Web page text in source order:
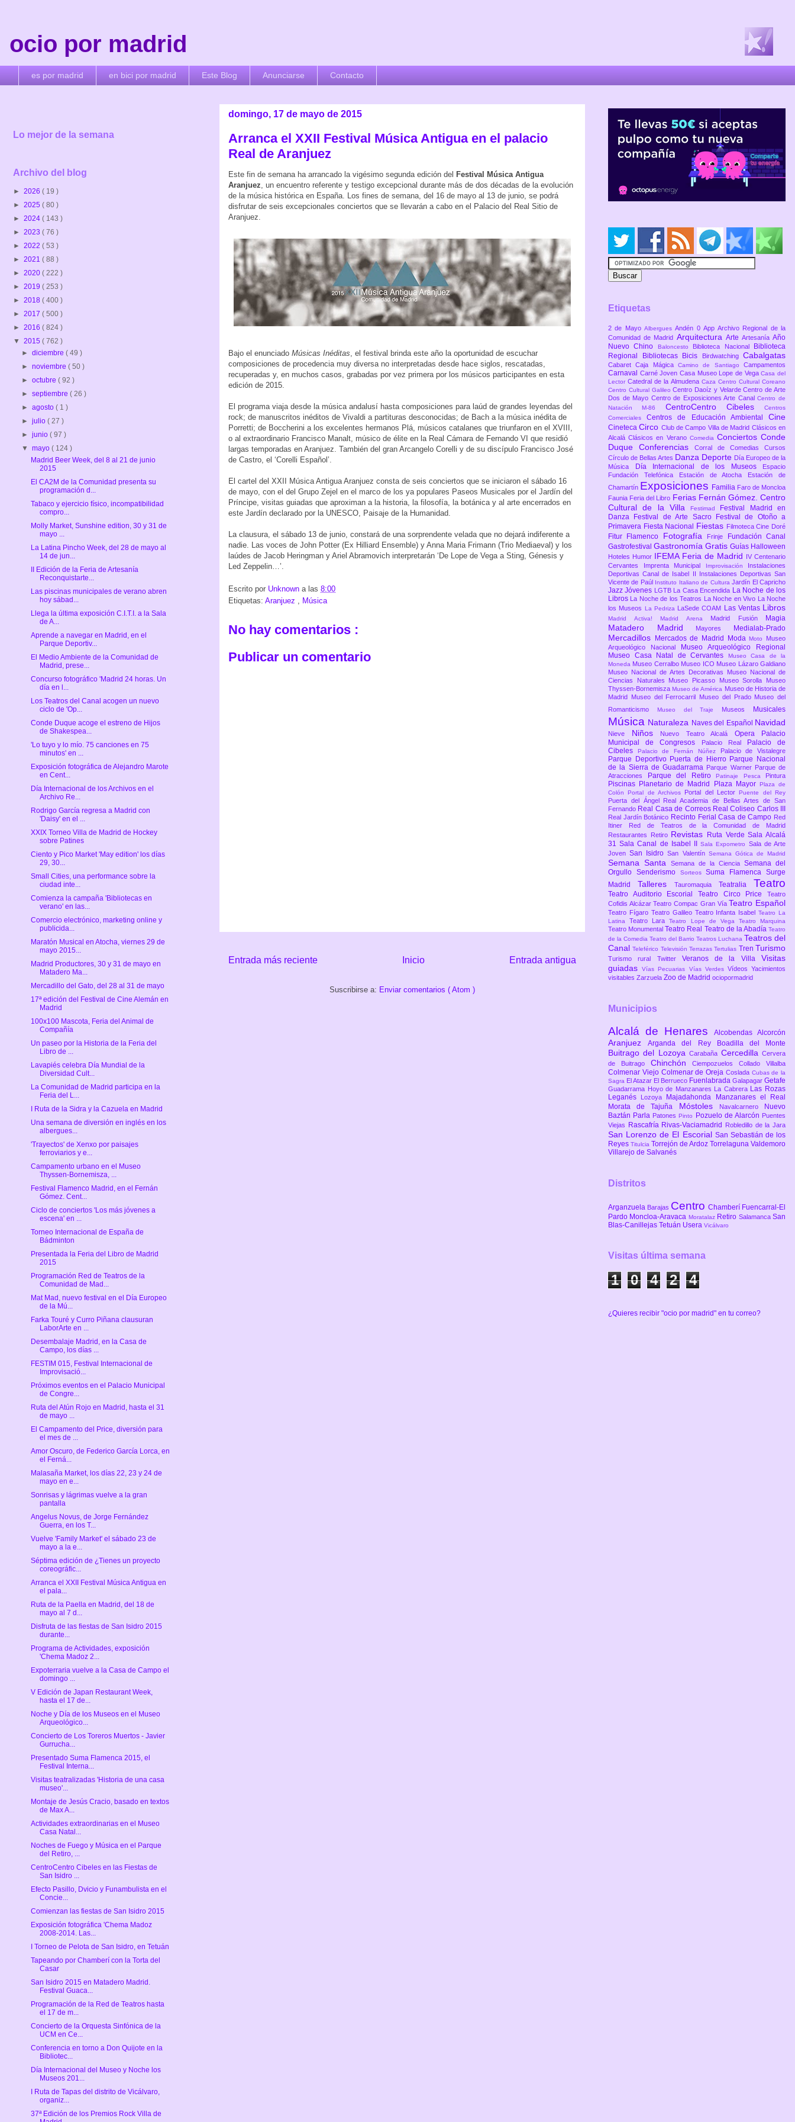
ocio por madrid
es por madrid en bici por madrid Este Blog Anunciarse Contacto
domingo, 17 de mayo de 2015
Arranca el XXII Festival Música Antigua en el palacio
Real de Aranjuez
Este fin de semana ha arrancado la vigésimo segunda edición del Festival Música Antigua
Aranjuez , un encuentro referente y testigo excepcional durante más de dos décadas de la evolución
de la música histórica en España. Los fines de semana, del 16 de mayo al 13 de junio, se podrá
disfrutar de seis excepcionales conciertos que se llevarán a cabo en el Palacio del Real Sitio de
Aranjuez.
Bajo el enunciado Músicas Inéditas , el festival brinda este año la oportunidad de escuchar
composiciones de procedencia muy diversa no interpretadas desde hace siglos, rescatadas,
recuperadas y, en muchos casos, grabadas por vez primera por los músicos participantes en esta
edición de 2015.
El programa viaja desde la música andalusí hasta composiciones para laúd de grandes leyendas del
rock; de manuscritos inéditos de Vivaldi a partituras desconocidas; de Bach a la música inédita de
Porretti; de Boccherini a los excelentes hermanos Plá, músicos catalanes que triunfaron en el XVIII,
o al extraordinario Francisco Manalt, músico de élite en la Real Cámara de Fernando VI que residió
largas temporadas en Aranjuez. También del gran Arcangelo Corelli y de su discípulo Francisco José
de Castro, el ‘Corelli Español’.
El cartel del XXII Música Antigua Aranjuez consta de seis conciertos que se iniciaron el sábado 16
de mayo, con el del Grupo Zejel en el marco de los ya populares Paseos Musicales por el Jardín del
Príncipe, visitas guiadas que aproximan a la historia, la filosofía, la botánica y al arte encerrados en
este Jardín declarado por la UNESCO, Paisaje de la Humanidad.
La clausura, el sábado 13 de junio, constará de una sorprendente velada que no dejará indiferente a
nadie. Las voces de John Potter (Ex Hilliard Ensemble) y Anna Maria Frimann (Trio Mediaeval) y los
laúdes de Jacob Heringman y Ariel Abramovich interpretarán ‘De Lope de Vega a Sting, Génesis y
Led Zeppelin…’.
Escrito por Unknown a las 8:00
Etiquetas: Aranjuez , Música
No hay comentarios :
Publicar un comentario
Entrada más reciente Entrada antigua
Inicio
Suscribirse a: Enviar comentarios ( Atom )
Lo mejor de la semana
Archivo del blog
► 2026 ( 19 )
► 2025 ( 80 )
► 2024 ( 143 )
► 2023 ( 76 )
► 2022 ( 53 )
► 2021 ( 88 )
► 2020 ( 222 )
► 2019 ( 253 )
► 2018 ( 400 )
► 2017 ( 500 )
► 2016 ( 824 )
▼ 2015 ( 762 )
►diciembre( 49 )
►noviembre( 50 )
►octubre( 92 )
►septiembre( 26 )
►agosto( 1 )
►julio( 27 )
►junio( 97 )
▼mayo( 124 )
Madrid Beer Week, del 8 al 21 de junio
2015
El CA2M de la Comunidad presenta su
programación d...
Tabaco y ejercicio físico, incompatibilidad
compro...
Molly Market, ‎Sunshine‬ edition, 30 y 31 de
mayo ...
La Latina Pincho Week, del 28 de mayo al
14 de jun...
II Edición de la Feria de Artesanía
Reconquistarte...
Las piscinas municipales de verano abren
hoy sábad...
Llega la última exposición C.I.T.I. a la Sala
de A...
Aprende a navegar en Madrid, en el
Parque Deportiv...
El Medio Ambiente de la Comunidad de
Madrid, prese...
Concurso fotográfico 'Madrid 24 horas. Un
día en l...
Los Teatros del Canal acogen un nuevo
ciclo de 'Op...
Conde Duque acoge el estreno de Hijos
de Shakespea...
'Lo tuyo y lo mío. 75 canciones en 75
minutos' en ...
Exposición fotográfica de Alejandro Marote
en Cent...
Día Internacional de los Archivos en el
Archivo Re...
Rodrigo García regresa a Madrid con
'Daisy' en el ...
XXIX Torneo Villa de Madrid de Hockey
sobre Patines
Ciento y Pico Market 'May edition' los días
29, 30...
Small Cities, una performance sobre la
ciudad inte...
Comienza la campaña 'Bibliotecas en
verano' en las...
Comercio electrónico, marketing online y
publicida...
Maratón Musical en Atocha, viernes 29 de
mayo 2015...
Madrid Productores, 30 y 31 de mayo en
Matadero Ma...
Mercadillo del Gato, del 28 al 31 de mayo
17ª edición del Festival de Cine Alemán en
Madrid
100x100 Mascota, Feria del Animal de
Compañía
Un paseo por la Historia de la Feria del
Libro de ...
Lavapiés celebra Día Mundial de la
Diversidad Cult...
La Comunidad de Madrid participa en la
Feria del L...
I Ruta de la Sidra y la Cazuela en Madrid
Una semana de diversión en inglés en los
albergues...
'Trayectos' de Xenxo por paisajes
ferroviarios y e...
Campamento urbano en el Museo
Thyssen-Bornemisza, ...
Festival Flamenco Madrid, en el Fernán
Gómez. Cent...
Ciclo de conciertos 'Los más jóvenes a
escena' en ...
Torneo Internacional de España de
Bádminton
Presentada la Feria del Libro de Madrid
2015
Programación Red de Teatros de la
Comunidad de Mad...
Mat Mad, nuevo festival en el Día Europeo
de la Mú...
Farka Touré y Curro Piñana clausuran
LaborArte en ...
Desembalaje Madrid, en la Casa de
Campo, los días ...
FESTIM 015, Festival Internacional de
Improvisació...
Próximos eventos en el Palacio Municipal
de Congre...
Ruta del Atún Rojo en Madrid, hasta el 31
de mayo ...
El Campamento del Price, diversión para
el mes de ...
Amor Oscuro, de Federico García Lorca, en
el Ferná...
Malasaña Market, los días 22, 23 y 24 de
mayo en e...
Sonrisas y lágrimas vuelve a la gran
pantalla
Angelus Novus, de Jorge Fernández
Guerra, en los T...
Vuelve 'Family Market' el sábado 23 de
mayo a la e...
Séptima edición de ¿Tienes un proyecto
coreográfic...
Arranca el XXII Festival Música Antigua en
el pala...
Ruta de la Paella en Madrid, del 18 de
mayo al 7 d...
Disfruta de las fiestas de San Isidro 2015
durante...
Programa de Actividades, exposición
'Chema Madoz 2...
Expoterraria vuelve a la Casa de Campo el
domingo ...
V Edición de Japan Restaurant Week,
hasta el 17 de...
Noche y Día de los Museos en el Museo
Arqueológico...
Concierto de Los Toreros Muertos - Javier
Gurrucha...
Presentado Suma Flamenca 2015, el
Festival Interna...
Visitas teatralizadas 'Historia de una casa
museo'...
Montaje de Jesús Cracio, basado en textos
de Max A...
Actividades extraordinarias en el Museo
Casa Natal...
Noches de Fuego y Música en el Parque
del Retiro, ...
CentroCentro Cibeles en las Fiestas de
San Isidro ...
Efecto Pasillo, Dvicio y Funambulista en el
Concie...
Comienzan las fiestas de San Isidro 2015
Exposición fotográfica 'Chema Madoz
2008-2014. Las...
I Torneo de Pelota de San Isidro, en Tetuán
Tapeando por Chamberí con la Torta del
Casar
San Isidro 2015 en Matadero Madrid.
Festival Guaca...
Programación de la Red de Teatros hasta
el 17 de m...
Concierto de la Orquesta Sinfónica de la
UCM en Ce...
Conferencia en torno a Don Quijote en la
Bibliotec...
Día Internacional del Museo y Noche los
Museos 201...
I Ruta de Tapas del distrito de Vicálvaro,
organiz...
37ª Edición de los Premios Rock Villa de
Etiquetas
2 de Mayo AlberguesAndén 0 AppArchivo Regional de la
Comunidad de Madrid Arquitectura Arte ArtesaníaAño
Nuevo Chino
Baloncesto Biblioteca Nacional
Biblioteca
Regional
Bibliotecas Bicis Birdwatching Cabalgatas
CabaretCaja MágicaCamino de SantiagoCampamentos
Carnaval Carné JovenCasa Museo Lope de VegaCasa del
LectorCatedral de la Almudena Caza Centro Cultural Coreano
Centro Cultural GalileoCentro Daoíz y VelardeCentro de Arte
Dos de Mayo Centro de Exposiciones Arte CanalCentro de
Natación M-86 CentroCentro Cibeles
Centros
ComercialesCentros de Educación AmbientalCine
CinetecaCirco Club de Campo Villa de Madrid Clásicos en
AlcaláClásicos en Verano Comedia ConciertosConde
Duque Conferencias Corral de Comedias Cursos
Círculo de Bellas Artes Danza Deporte Día Europeo de la
Música
Día Internacional de los Museos
Espacio
Fundación Telefónica
Estación de Atocha
Estación de
Chamartín Exposiciones Familia Faro de Moncloa
Faunia Feria del Libro Ferias Fernán Gómez. Centro
Cultural de la VillaFestimad
Festival Madrid en
Danza
Festival de Arte Sacro
Festival de Otoño a
Primavera Fiesta Nacional Fiestas Filmoteca Cine Doré
Fitur Flamenco Fotografía Frinje
Fundación Canal
Gastrofestival Gastronomía Gratis Guías Halloween
Hoteles Humor IFEMA Feria de Madrid
IV Centenario
Cervantes
Imprenta Municipal Improvisación
Instalaciones
Deportivas Canal de Isabel II
Instalaciones Deportivas San
Vicente de Paúl
Instituto Italiano de CulturaJardín El Capricho
JazzJóvenes LGTB La Casa Encendida La Noche de los
Libros
La Noche de los Teatros La Noche en Vivo
La Noche
los Museos
La Pedriza LaSede COAM Las Ventas Libros
Madrid Activa! Madrid Arena Madrid Fusión Magia
Matadero Madrid Mayores Medialab-Prado
Mercadillos Mercados de Madrid ModaMoto Museo
Arqueológico Nacional
Museo Arqueológico Regional
Museo Casa Natal de Cervantes
Museo Casa de la
Moneda Museo Cerralbo Museo ICO Museo Lázaro Galdiano
Museo Nacional de Artes Decorativas Museo Nacional de
Ciencias Naturales Museo Picasso Museo Sorolla Museo
Thyssen-BornemiszaMuseo de América Museo de Historia de
Madrid
Museo del Ferrocarril Museo del Prado Museo del
Romanticismo
Museo del Traje Museos Musicales
Música Naturaleza Naves del Español Navidad
Nieve Niños Nuevo Teatro Alcalá Opera
Palacio
Municipal de Congresos
Palacio Real
Palacio de
Cibeles
Palacio de Fernán Núñez Palacio de Vistalegre
Parque Deportivo Puerta de Hierro Parque Nacional
de la Sierra de Guadarrama Parque Warner Parque de
Atracciones
Parque del Retiro Patinaje Pesca Pintura
Piscinas Planetario de Madrid Plaza Mayor
Plaza de
Colón Portal de Archivos Portal del LectorPuente del Rey
Puerta del Ángel
Real Academia de Bellas Artes de San
Fernando Real Casa de Correos Real Coliseo Carlos III
Real Jardín Botánico Recinto Ferial Casa de Campo Red
Itiner
Red de Teatros de la Comunidad de Madrid
Restaurantes
Retiro Revistas Ruta VerdeSala Alcalá
31Sala Canal de Isabel IISala Expometro Sala de Arte
JovenSan IsidroSan Valentín Semana Gótica de Madrid
Semana Santa Semana de la Ciencia Semana del
Orgullo Senderismo SorteosSuma FlamencaSurge
Madrid Talleres Tauromaquia Teatralia Teatro
Teatro Auditorio Escorial Teatro Circo Price Teatro
Cofidis AlcázarTeatro Compac Gran Vía Teatro Español
Teatro Fígaro Teatro Galileo Teatro Infanta IsabelTeatro La
Latina Teatro LaraTeatro Lope de Vega Teatro Marquina
Teatro Monumental Teatro Real Teatro de la Abadía Teatro
de la Comedia Teatro del Barrio Teatros Luchana Teatros del
CanalTeleférico TelevisiónTerrazasTertulias Tren Turismo
Turismo rural Twitter Veranos de la VillaVisitas
guiadasVías Pecuarias Vías Verdes VídeosYacimientos
visitables Zarzuela Zoo de Madrid ociopormadrid
Municipios
Alcalá de Henares Alcobendas Alcorcón
AranjuezArganda del Rey Boadilla del Monte
Buitrago del LozoyaCarabaña CercedillaCervera
de Buitrago ChinchónCiempozuelosCollado Villalba
Colmenar Viejo Colmenar de Oreja Coslada Cubas de la
Sagra El Atazar El Berrueco Fuenlabrada Galapagar Getafe
Guadarrama Hoyo de Manzanares La Cabrera Las Rozas
Leganés
Lozoya Majadahonda
Manzanares el Real
Morata de Tajuña Móstoles Navalcarnero
Nuevo
Baztán Parla PatonesPinto Pozuelo de Alarcón Puentes
Viejas
Rascafría Rivas-Vaciamadrid Robledillo de la Jara
San Lorenzo de El Escorial San Sebastián de los
Reyes Titulcia Torrejón de Ardoz Torrelaguna Valdemoro
Villarejo de Salvanés
Distritos
Arganzuela Barajas Centro Chamberí Fuencarral-El
Pardo Moncloa-Aravaca Moratalaz Retiro SalamancaSan
Blas-Canillejas Tetuán Usera Vicálvaro
Visitas última semana
1 0 4 2 4
¿Quieres recibir "ocio por madrid" en tu correo?